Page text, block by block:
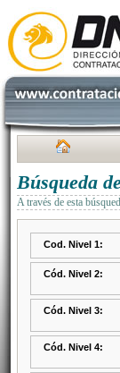
Búsqueda
A través de esta
Cod. Nivel 1:
Cód. Nivel 2:
Cód. Nivel 3:
Cód. Nivel 4: